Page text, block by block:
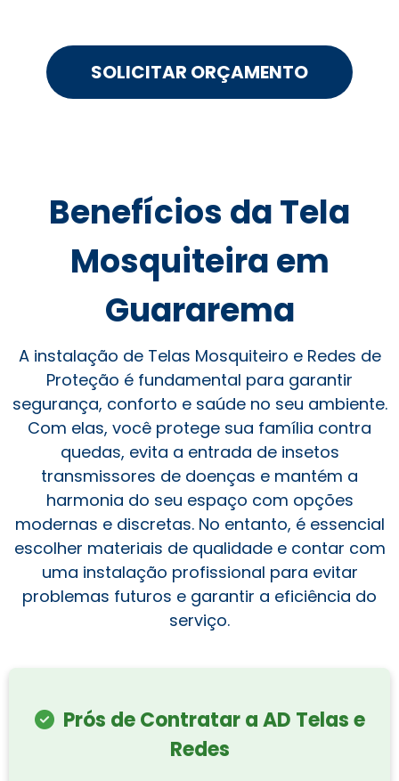
SOLICITAR ORÇAMENTO
Benefícios da Tela
Mosquiteira em
Guararema
A instalação de Telas Mosquiteiro e Redes de
Proteção é fundamental para garantir
segurança, conforto e saúde no seu ambiente.
Com elas, você protege sua família contra
quedas, evita a entrada de insetos
transmissores de doenças e mantém a
harmonia do seu espaço com opções
modernas e discretas. No entanto, é essencial
escolher materiais de qualidade e contar com
uma instalação profissional para evitar
problemas futuros e garantir a eficiência do
serviço.
Prós de Contratar a AD Telas e
Redes